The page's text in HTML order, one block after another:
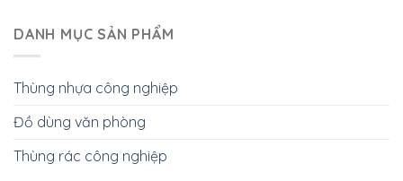
DANH MỤC SẢN PHẨM
Thùng nhựa công nghiệp
Đồ dùng văn phòng
Thùng rác công nghiệp